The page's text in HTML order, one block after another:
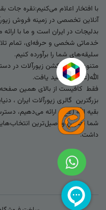
با افتخار اعلام می‌کنیم:نقره جات
آنلاین تخصصی در زمینه فروش
بدلیجات در ایران است و ما با
خدماتی شخصی و حرفه‌ای، تمام
سلیقه‌های شما را برآورده کنیم.
متنوع‌ترین کالکشن زیورآلات در
الله(عج) خواهید یافت.
فقط کافیست از بالای همین صفحه
بزرگترین گالری زیورآلات ایران ،
بقیه الله (عج) ارائه می‌دهیم،
شما بهترین و اصیل‌ترین
داشت.